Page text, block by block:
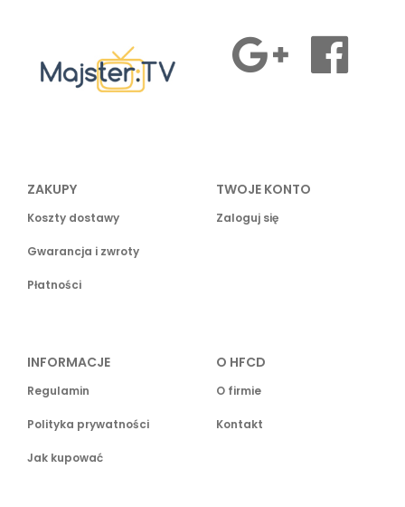
ZAKUPY
Koszty dostawy
Gwarancja i zwroty
Płatności
TWOJE KONTO
Zaloguj się
INFORMACJE
Regulamin
Polityka prywatności
Jak kupować
O HFCD
O firmie
Kontakt